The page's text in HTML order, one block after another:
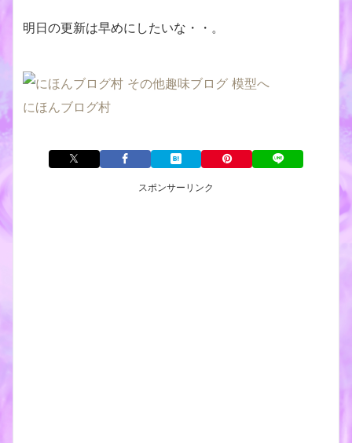
明日の更新は早めにしたいな・・。
にほんブログ村
スポンサーリンク